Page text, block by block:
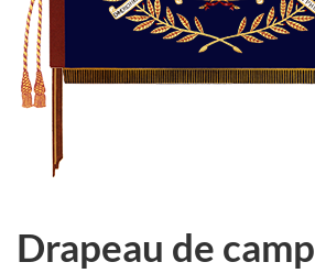
Drapeau de camp